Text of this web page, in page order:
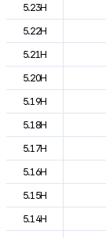
5.23H
5.22H
5.21H
5.20H
5.19H
5.18H
5.17H
5.16H
5.15H
5.14H